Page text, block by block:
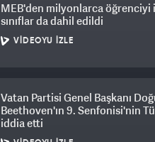
MEB'den milyonlarca öğrenciyi
sınıflar da dahil edildi
VIDEOYU İZLE
Vatan Partisi Genel Başkanı
Beethoven'ın 9. Senfonisi'nin
iddia etti